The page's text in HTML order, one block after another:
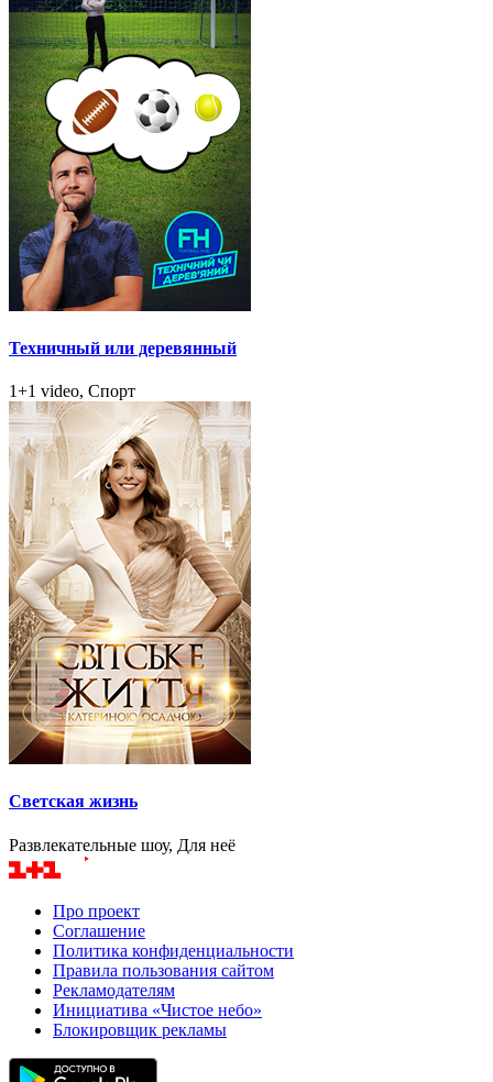
Техничный или деревянный
1+1 video, Спорт
Светская жизнь
Развлекательные шоу, Для неё
Про проект
Соглашение
Политика конфиденциальности
Правила пользования сайтом
Рекламодателям
Инициатива «Чистое небо»
Блокировщик рекламы